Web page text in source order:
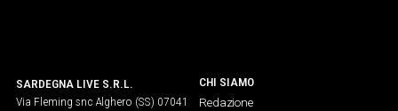
SARDEGNA LIVE S.R.L.
Via Fleming snc Alghero (SS) 07041
CHI SIAMO
Redazione